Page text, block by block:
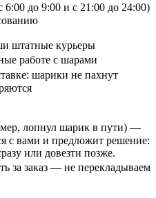
6:00 до 9:00 и с 21:00 до 24:00)
штатные курьеры
работе с шарами
шарики не пахнут
лопнул шарик в пути) —
с вами и предложит решение:
или довезти позже.
за заказ — не перекладываем